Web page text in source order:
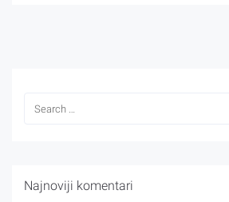
Najnoviji komentari